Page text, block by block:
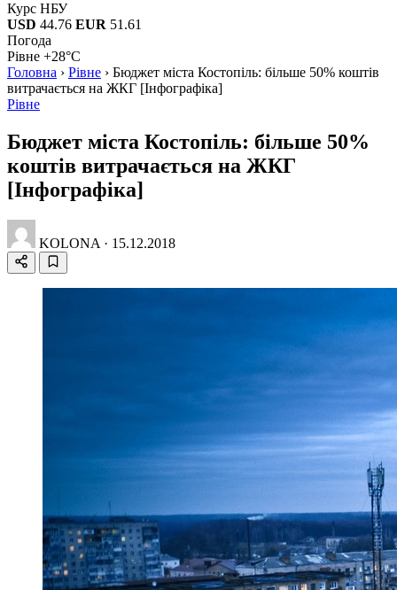
Курс НБУ
USD 44.76 EUR 51.61
Погода
Рівне +28°C
Головна › Рівне › Бюджет міста Костопіль: більше 50% коштів
витрачається на ЖКГ [Інфографіка]
Рівне
Бюджет міста Костопіль: більше 50%
коштів витрачається на ЖКГ
[Інфографіка]
KOLONA · 15.12.2018